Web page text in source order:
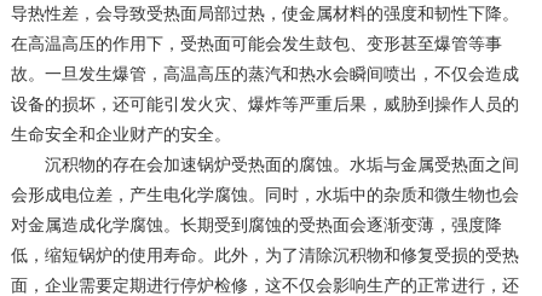
导热性差，会导致受热面局部过热，使金属材料的强度和韧性下降。
在高温高压的作用下，受热面可能会发生鼓包、变形甚至爆管等事
故。一旦发生爆管，高温高压的蒸汽和热水会瞬间喷出，不仅会造成
设备的损坏，还可能引发火灾、爆炸等严重后果，威胁到操作人员的
生命安全和企业财产的安全。
沉积物的存在会加速锅炉受热面的腐蚀。水垢与金属受热面之间
会形成电位差，产生电化学腐蚀。同时，水垢中的杂质和微生物也会
对金属造成化学腐蚀。长期受到腐蚀的受热面会逐渐变薄，强度降
低，缩短锅炉的使用寿命。此外，为了清除沉积物和修复受损的受热
面，企业需要定期进行停炉检修，这不仅会影响生产的正常进行，还